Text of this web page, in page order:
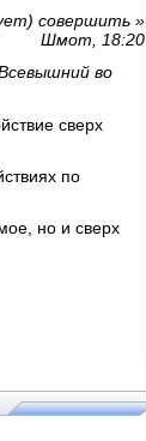
совершить »
Шмот, 18:20
во
сверх
по
но и сверх